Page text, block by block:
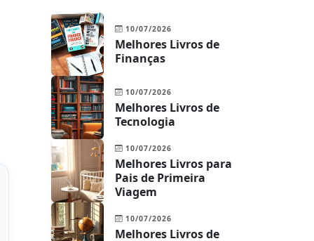
10/07/2026
Melhores Livros de
Finanças
10/07/2026
Melhores Livros de
Tecnologia
10/07/2026
Melhores Livros para
Pais de Primeira
Viagem
10/07/2026
Melhores Livros de